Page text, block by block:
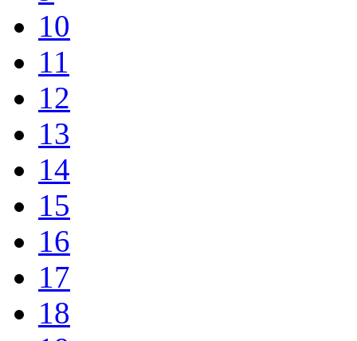
10
11
12
13
14
15
16
17
18